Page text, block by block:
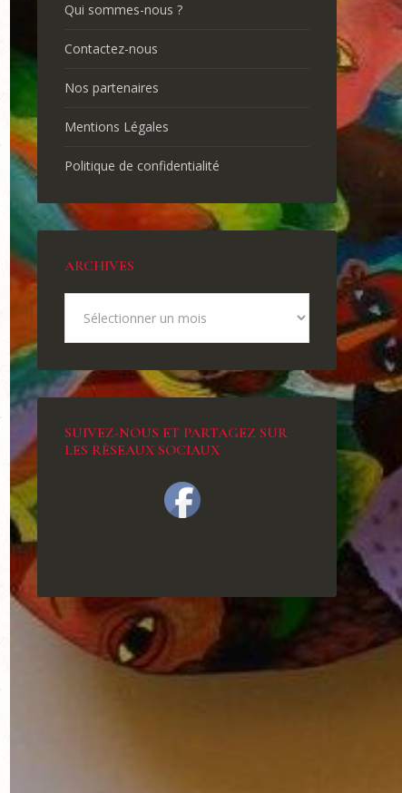
Qui sommes-nous ?
Contactez-nous
Nos partenaires
Mentions Légales
Politique de confidentialité
ARCHIVES
SUIVEZ-NOUS ET PARTAGEZ SUR
LES RÉSEAUX SOCIAUX